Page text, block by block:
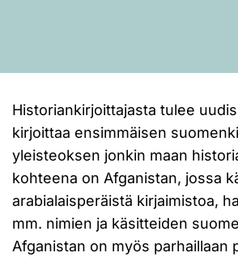
Historiankirjoittajasta tulee
kirjoittaa ensimmäisen
yleisteoksen jonkin maan
kohteena on Afganistan, jossa
arabialaisperäistä kirjaimistoa,
mm. nimien ja käsitteiden
Afganistan on myös parhaillaan